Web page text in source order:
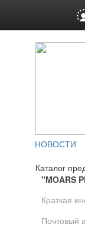
НОВОСТИ
Каталог
"MOARS
Краткая
Почтовый